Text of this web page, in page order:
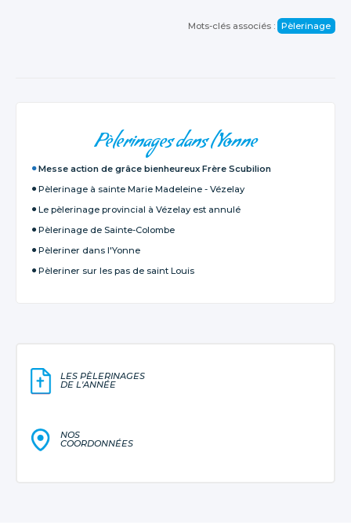
Mots-clés associés : Pèlerinage
Pèlerinages dans l'Yonne
Pèlerinage à sainte Marie Madeleine - Vézelay
Le pèlerinage provincial à Vézelay est annulé
Pèlerinage de Sainte-Colombe
Pèleriner dans l'Yonne
Pèleriner sur les pas de saint Louis
Messe action de grâce bienheureux Frère Scubilion
LES PÈLERINAGES
DE L'ANNÉE
NOS
COORDONNÉES